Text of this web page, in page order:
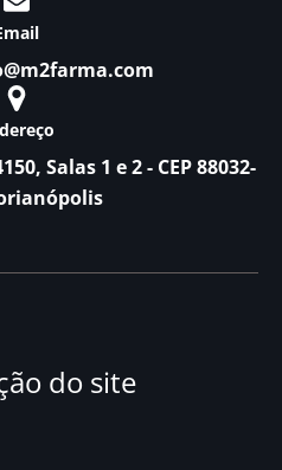
Salas 1 e 2 - CEP 88032-
do site